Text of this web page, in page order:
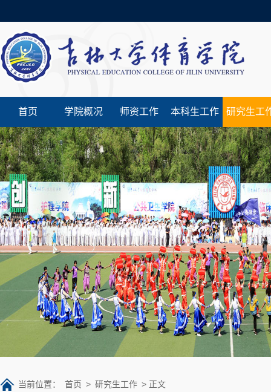
首页 学院概况 师资工作 本科生工作 研究生工
当前位置： 首页 > 研究生工作 > 正文